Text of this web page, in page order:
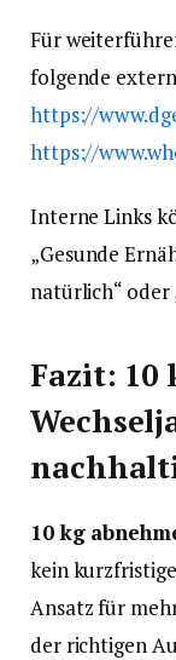
Für
folgende
https://
https://
Interne Links
„Gesunde
natürlich“ oder
Fazit: 10
10 kg
kein
Ansatz für
der richtigen